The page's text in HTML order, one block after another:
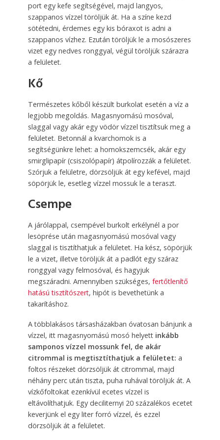
port egy kefe segítségével, majd langyos,
szappanos vízzel töröljük át. Ha a színe kezd
sötétedni, érdemes egy kis bóraxot is adni a
szappanos vízhez. Ezután töröljük le a mosószeres
vizet egy nedves ronggyal, végül töröljük szárazra
a felületet.
Kő
Természetes kőből készült burkolat esetén a víz a
legjobb megoldás. Magasnyomású mosóval,
slaggal vagy akár egy vödör vízzel tisztítsuk meg a
felületet. Betonnál a kvarc­homok is a
segítségünkre lehet: a homokszemcsék, akár egy
smirglipapír (csiszolópapír) átpolírozzák a felületet.
Szórjuk a felületre, dörzsöljük át egy kefével, majd
söpörjük le, esetleg vízzel mossuk le a teraszt.
Csempe
A járólappal, csempével burkolt erkélynél a por
lesöprése után magasnyomású mosóval vagy
slaggal is tisztíthatjuk a felületet. Ha kész, söpörjük
le a vizet, illetve töröljük át a padlót egy száraz
ronggyal vagy felmosóval, és hagyjuk
megszáradni. Amennyiben szükséges, fertőtlenítő
hatású tisztítószert, hipót is bevethetünk a
takarításhoz.
A többlakásos társasházakban óvatosan bánjunk a
vízzel, itt magasnyomású mosó helyett inkább
samponos vízzel mossunk fel, de akár
citrommal is megtisztíthatjuk a felületet: a
foltos részeket dörzsöljük át citrommal, majd
néhány perc után tiszta, puha ruhával töröljük át. A
vízkőfoltokat ezenkívül ecetes vízzel is
eltávolíthatjuk. Egy deciliternyi 20 százalékos ecetet
kever­jünk el egy liter forró vízzel, és ezzel
dörzsöljük át a felületet.